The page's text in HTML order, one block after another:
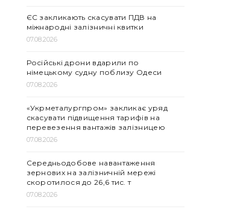
ЄС закликають скасувати ПДВ на
міжнародні залізничні квитки
07.08.2026
Російські дрони вдарили по
німецькому судну поблизу Одеси
07.08.2026
«Укрметалургпром» закликає уряд
скасувати підвищення тарифів на
перевезення вантажів залізницею
07.08.2026
Середньодобове навантаження
зернових на залізничній мережі
скоротилося до 26,6 тис. т
07.08.2026